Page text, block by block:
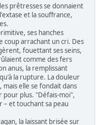
prêtresses se donnaient
et la souffrance,
ses hanches
coup arrachant un cri. Des
fouettant ses seins,
comme des fers
anus, la remplissant
la rupture. La douleur
elle se fondait dans
pour plus. "Défais-moi",
– et touchant sa peau
la laissant brisée sur